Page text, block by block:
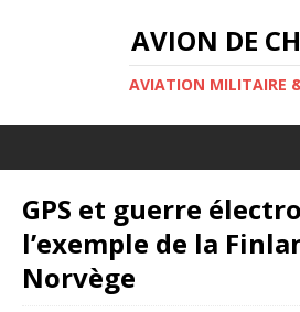
AVION DE
AVIATION MILITAIRE
GPS et guerre
l’exemple de la
Norvège